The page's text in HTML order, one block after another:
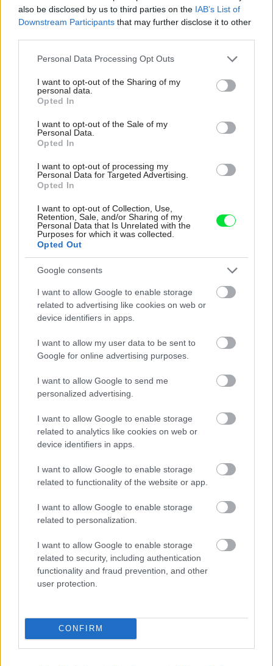
also be disclosed by us to third parties on the IAB’s List of
Downstream Participants that may further disclose it to other
Please note that this website/app uses one or more Google
not limited to your visit or usage behaviour. You may click to
grant or deny consent to Google and its third-party tags to
use your data for below specified purposes in below Google
consent section.
Personal Data Processing Opt Outs
I want to opt-out of the Sharing of my
personal data.
Opted In
I want to opt-out of the Sale of my
Personal Data.
Opted In
I want to opt-out of processing my
Personal Data for Targeted Advertising.
Opted In
I want to opt-out of Collection, Use,
Retention, Sale, and/or Sharing of my
Personal Data that Is Unrelated with the
Purposes for which it was collected.
Opted Out
Google consents
I want to allow Google to enable storage
related to advertising like cookies on web or
device identifiers in apps.
I want to allow my user data to be sent to
Google for online advertising purposes.
I want to allow Google to send me
personalized advertising.
I want to allow Google to enable storage
related to analytics like cookies on web or
device identifiers in apps.
I want to allow Google to enable storage
related to functionality of the website or app.
I want to allow Google to enable storage
related to personalization.
I want to allow Google to enable storage
related to security, including authentication
functionality and fraud prevention, and other
user protection.
CONFIRM
Obrazová vliesová tapeta Echo, 186 × 270 cm, 185,90 €, www.lavmi.sk
Lavmi
Pre moderný interiérVzory a dizajn vliesových tapiet
dokážu ulahodiť aj tým najnáročnejším, pre ktorých sú
trendy prioritou pri zariaďovaní interiéru. Vychytené sú
napríklad dekory pohľadového betónu, farebne surové
stvárnenia vytvárajúce akési nedbalé akvarely prelínajúce
sa tón v tóne či alfabetické motívy. Povahou sú vliesové
tapety poddajné a pevné zároveň, zvládnu zakryť aj
mierne nerovnosti podkladu a sú priedušné.
určené farby z radu Platinum Decor od Poli-Farbe. Neexistujú dve
totožné steny, každá je vďaka spôsobu aplikácie originálna. Môžete si
vybrať povrch s metalickým alebo so zamatovým efektom, stierky s
mramorovým efektom či so štruktúrou pieskovca. Pri takejto úprave sa
naozaj vyplatí dodržať pravidlo jednej (najlepšie pohľadovej) steny, viac
už je proste viac a želaný efekt sa môže ľahko stratiť.